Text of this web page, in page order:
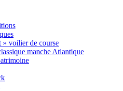
» voilier de course
manche Atlantique